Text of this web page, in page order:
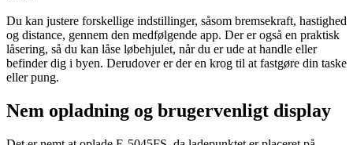
Du kan justere forskellige indstillinger, såsom bremsekraft, hastighed
og distance, gennem den medfølgende app. Der er også en praktisk
låsering, så du kan låse løbehjulet, når du er ude at handle eller
befinder dig i byen. Derudover er der en krog til at fastgøre din taske
eller pung.
Nem opladning og brugervenligt display